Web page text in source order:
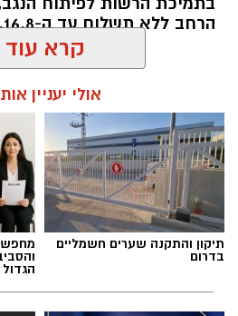
הרחב ללא תשלום עד ה-16.8.
אלדה נתנאל / 10:33 26.07.26
קרא עוד
אולי יעניין
תיקון והתקנה שערים חשמליים
בדרום